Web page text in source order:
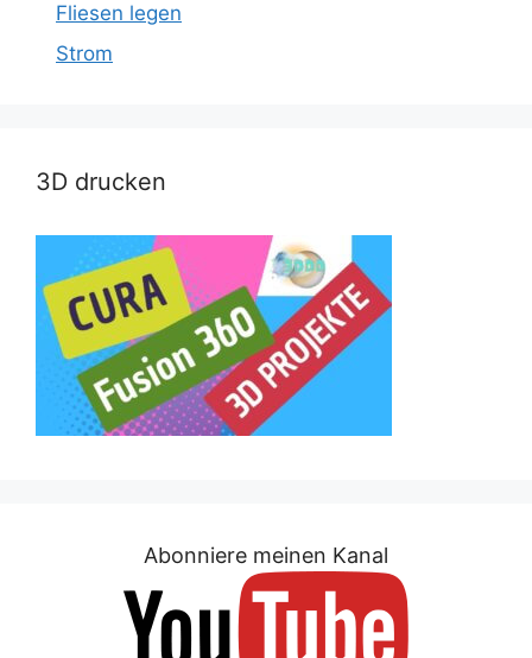
Fliesen legen
Strom
3D drucken
Abonniere meinen Kanal